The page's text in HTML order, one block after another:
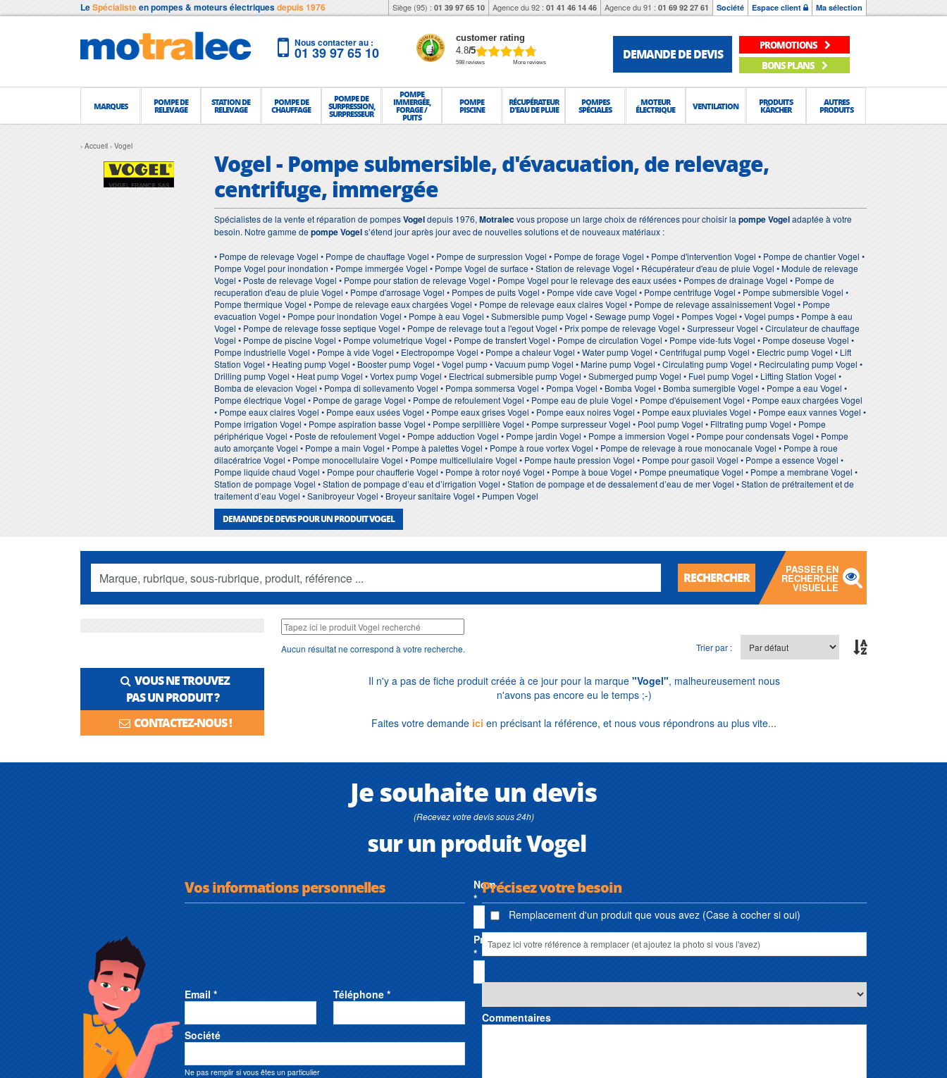
LeSpécialisteen pompes & moteurs électriquesdepuis 1976 Siège (95) : 01 39 97 65 10 Agence du 92 : 01 41 46 14 46 Agence du 91 : 01 69 92 27 61 Société Espace client Ma sélection
Nous contacter au :
01 39 97 65 10
customer rating
4.8/5
598 reviews More reviews
DEMANDE DE DEVIS
PROMOTIONS
BONS PLANS
MARQUES POMPE DE
RELEVAGE
STATION DE
RELEVAGE
POMPE DE
CHAUFFAGE
POMPE DE
SURPRESSION,
SURPRESSEUR
POMPE
IMMERGÉE,
FORAGE /
PUITS
POMPE
PISCINE
RÉCUPÉRATEUR
D'EAU DE PLUIE
POMPES
SPÉCIALES
MOTEUR
ÉLECTRIQUE VENTILATION PRODUITS
KÄRCHER
AUTRES
PRODUITS
Accueil Vogel
Vogel - Pompe submersible, d'évacuation, de relevage,
centrifuge, immergée
Spécialistes de la vente et réparation de pompesVogeldepuis 1976, Motralecvous propose un large choix de références pour choisir la pompe Vogeladaptée à votre
besoin. Notre gamme depompe Vogels’étend jour après jour avec de nouvelles solutions et de nouveaux matériaux :
• Pompe de relevage Vogel • Pompe de chauffage Vogel • Pompe de surpression Vogel • Pompe de forage Vogel • Pompe d'intervention Vogel • Pompe de chantier Vogel •
Pompe Vogel pour inondation • Pompe immergée Vogel • Pompe Vogel de surface • Station de relevage Vogel • Récupérateur d'eau de pluie Vogel • Module de relevage
Vogel • Poste de relevage Vogel • Pompe pour station de relevage Vogel • Pompe Vogel pour le relevage des eaux usées • Pompes de drainage Vogel • Pompe de
recuperation d'eau de pluie Vogel • Pompe d'arrosage Vogel • Pompes de puits Vogel • Pompe vide cave Vogel • Pompe centrifuge Vogel • Pompe submersible Vogel •
Pompe thermique Vogel • Pompe de relevage eaux chargées Vogel • Pompe de relevage eaux claires Vogel • Pompe de relevage assainissement Vogel • Pompe
evacuation Vogel • Pompe pour inondation Vogel • Pompe à eau Vogel • Submersible pump Vogel • Sewage pump Vogel • Pompes Vogel • Vogel pumps • Pompe à eau
Vogel • Pompe de relevage fosse septique Vogel • Pompe de relevage tout a l'egout Vogel • Prix pompe de relevage Vogel • Surpresseur Vogel • Circulateur de chauffage
Vogel • Pompe de piscine Vogel • Pompe volumetrique Vogel • Pompe de transfert Vogel • Pompe de circulation Vogel • Pompe vide-futs Vogel • Pompe doseuse Vogel •
Pompe industrielle Vogel • Pompe à vide Vogel • Electropompe Vogel • Pompe a chaleur Vogel • Water pump Vogel • Centrifugal pump Vogel • Electric pump Vogel • Lift
Station Vogel • Heating pump Vogel • Booster pump Vogel • Vogel pump • Vacuum pump Vogel • Marine pump Vogel • Circulating pump Vogel • Recirculating pump Vogel •
Drilling pump Vogel • Heat pump Vogel • Vortex pump Vogel • Electrical submersible pump Vogel • Submerged pump Vogel • Fuel pump Vogel • Lifting Station Vogel •
Bomba de elevacion Vogel • Pompa di sollevamento Vogel • Pompa sommersa Vogel • Pompa Vogel • Bomba Vogel • Bomba sumergible Vogel • Pompe a eau Vogel •
Pompe électrique Vogel • Pompe de garage Vogel • Pompe de refoulement Vogel • Pompe eau de pluie Vogel • Pompe d'épuisement Vogel • Pompe eaux chargées Vogel
• Pompe eaux claires Vogel • Pompe eaux usées Vogel • Pompe eaux grises Vogel • Pompe eaux noires Vogel • Pompe eaux pluviales Vogel • Pompe eaux vannes Vogel •
Pompe irrigation Vogel • Pompe aspiration basse Vogel • Pompe serpillière Vogel • Pompe surpresseur Vogel • Pool pump Vogel • Filtrating pump Vogel • Pompe
périphérique Vogel • Poste de refoulement Vogel • Pompe adduction Vogel • Pompe jardin Vogel • Pompe a immersion Vogel • Pompe pour condensats Vogel • Pompe
auto amorçante Vogel • Pompe a main Vogel • Pompe à palettes Vogel • Pompe à roue vortex Vogel • Pompe de relevage à roue monocanale Vogel • Pompe à roue
dilacératrice Vogel • Pompe monocellulaire Vogel • Pompe multicellulaire Vogel • Pompe haute pression Vogel • Pompe pour gasoil Vogel • Pompe a essence Vogel •
Pompe liquide chaud Vogel • Pompe pour chaufferie Vogel • Pompe à rotor noyé Vogel • Pompe à boue Vogel • Pompe pneumatique Vogel • Pompe a membrane Vogel •
Station de pompage Vogel • Station de pompage d’eau et d’irrigation Vogel • Station de pompage et de dessalement d’eau de mer Vogel • Station de prétraitement et de
traitement d’eau Vogel • Sanibroyeur Vogel • Broyeur sanitaire Vogel • Pumpen Vogel
DEMANDE DE DEVIS POUR UN PRODUIT VOGEL
RECHERCHER
PASSER EN
RECHERCHE
VISUELLE
VOUS NE TROUVEZ
PAS UN PRODUIT ?
CONTACTEZ-NOUS !
Aucun résultat ne correspond à votre recherche. Trier par :
Il n'y a pas de fiche produit créée à ce jour pour la marque "Vogel", malheureusement nous
n'avons pas encore eu le temps ;-)
Faites votre demande ici en précisant la référence, et nous vous répondrons au plus vite...
Je souhaite un devis
(Recevez votre devis sous 24h)
sur un produit Vogel
Vos informations personnelles
Nom
*
Prénom
*
Email * Téléphone *
Société
Ne pas remplir si vous êtes un particulier
Précisez votre besoin
Remplacement d'un produit que vous avez (Case à cocher si oui)
Commentaires